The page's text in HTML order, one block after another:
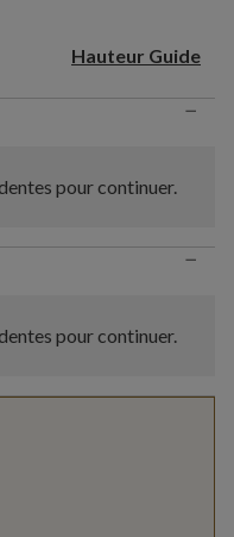
Hauteur Guide
−
pour continuer.
−
pour continuer.